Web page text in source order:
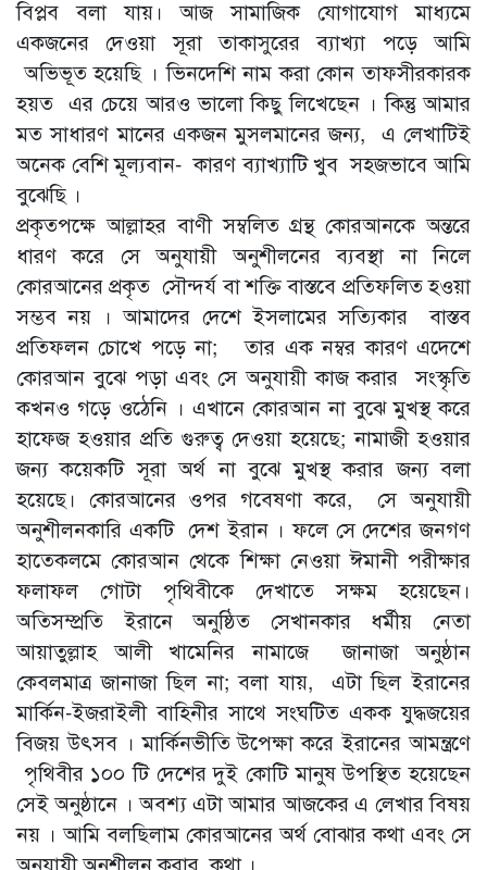
বিপ্লব বলা যায়। আজ সামাজিক যোগাযোগ মাধ্যমে
একজনের দেওয়া সূরা তাকাসুরের ব্যাখ্যা পড়ে আমি
অভিভূত হয়েছি । ভিনদেশি নাম করা কোন তাফসীরকারক
হয়ত এর চেয়ে আরও ভালো কিছু লিখেছেন । কিন্তু আমার
মত সাধারণ মানের একজন মুসলমানের জন্য, এ লেখাটিই
অনেক বেশি মূল্যবান- কারণ ব্যাখ্যাটি খুব সহজভাবে আমি
বুঝেছি ।
প্রকৃতপক্ষে আল্লাহর বাণী সম্বলিত গ্রন্থ কোরআনকে অন্তরে
ধারণ করে সে অনুযায়ী অনুশীলনের ব্যবস্থা না নিলে
কোরআনের প্রকৃত সৌন্দর্য বা শক্তি বাস্তবে প্রতিফলিত হওয়া
সম্ভব নয় । আমাদের দেশে ইসলামের সত্যিকার বাস্তব
প্রতিফলন চোখে পড়ে না; তার এক নম্বর কারণ এদেশে
কোরআন বুঝে পড়া এবং সে অনুযায়ী কাজ করার সংস্কৃতি
কখনও গড়ে ওঠেনি । এখানে কোরআন না বুঝে মুখস্থ করে
হাফেজ হওয়ার প্রতি গুরুত্ব দেওয়া হয়েছে; নামাজী হওয়ার
জন্য কয়েকটি সূরা অর্থ না বুঝে মুখস্থ করার জন্য বলা
হয়েছে। কোরআনের ওপর গবেষণা করে, সে অনুযায়ী
অনুশীলনকারি একটি দেশ ইরান । ফলে সে দেশের জনগণ
হাতেকলমে কোরআন থেকে শিক্ষা নেওয়া ঈমানী পরীক্ষার
ফলাফল গোটা পৃথিবীকে দেখাতে সক্ষম হয়েছেন।
অতিসম্প্রতি ইরানে অনুষ্ঠিত সেখানকার ধর্মীয় নেতা
আয়াতুল্লাহ আলী খামেনির নামাজে জানাজা অনুষ্ঠান
কেবলমাত্র জানাজা ছিল না; বলা যায়, এটা ছিল ইরানের
মার্কিন-ইজরাইলী বাহিনীর সাথে সংঘটিত একক যুদ্ধজয়ের
বিজয় উৎসব । মার্কিনভীতি উপেক্ষা করে ইরানের আমন্ত্রণে
পৃথিবীর ১০০ টি দেশের দুই কোটি মানুষ উপস্থিত হয়েছেন
সেই অনুষ্ঠানে । অবশ্য এটা আমার আজকের এ লেখার বিষয়
নয় । আমি বলছিলাম কোরআনের অর্থ বোঝার কথা এবং সে
অনুযায়ী অনুশীলন করার কথা ।